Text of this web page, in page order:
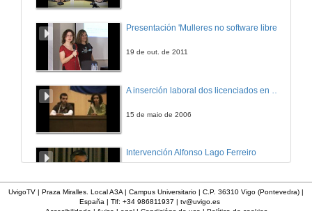
Presentación 'Mulleres no software libre'
19 de out. de 2011
15 de maio de 2006
Intervención Alfonso Lago Ferreiro
UvigoTV | Praza Miralles. Local A3A | Campus Universitario | C.P. 36310 Vigo (Pontevedra) |
España | Tlf: +34 986811937 | tv@uvigo.es